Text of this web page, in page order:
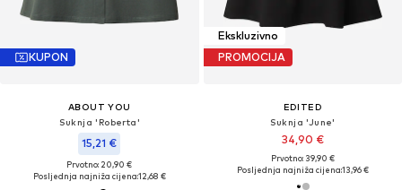
KUPON
ABOUT YOU
Suknja 'Roberta'
15,21 €
Prvotno: 20,90 €
Posljednja najniža cijena:12,68 €
Ekskluzivno
PROMOCIJA
EDITED
Suknja 'June'
34,90 €
Prvotno: 39,90 €
Posljednja najniža cijena:13,96 €